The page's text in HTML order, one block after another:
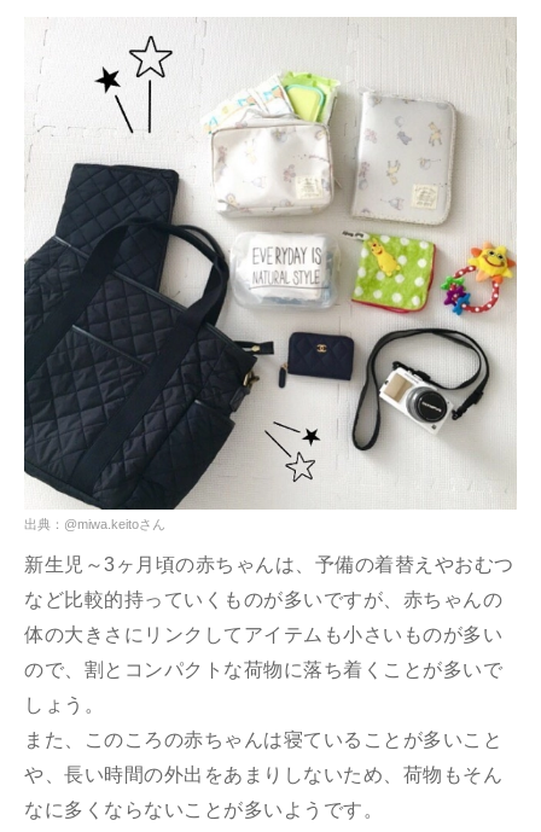
出典：@miwa.keitoさん
新生児～3ヶ月頃の赤ちゃんは、予備の着替えやおむつ
など比較的持っていくものが多いですが、赤ちゃんの
体の大きさにリンクしてアイテムも小さいものが多い
ので、割とコンパクトな荷物に落ち着くことが多いで
しょう。
また、このころの赤ちゃんは寝ていることが多いこと
や、長い時間の外出をあまりしないため、荷物もそん
なに多くならないことが多いようです。